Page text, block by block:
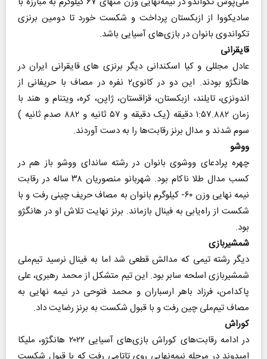
سادیکووا از ازبکستان پرداخت و شکست خورد تا دومین برنزی
تکواندوی بانوان در بازی‌های آسیایی باشد.
قایقرانی
عادل مجللی و کیا اسکندانی دیگر برنزی های قایقرانی ایران در
هانگژو بودند. این دو در کانوی‌۲ نفره در مصاف با حریفانی از
اندونزی، تایلند، ازبکستان، قزاقستان، ژاپن، کره، ویتنام و هند با
زمان ۱:۵۷.۸۸۲ دقیقه (‌یک دقیقه و ۵۷ ثانیه و ۸۸۲ صدم ثانیه )
سوم شدند و مدال برنز رقابت‌ها را به دست آوردند.
ووشو
چهره پرادعای ووشوی بانوان در رشته ساندای ووشو باز هم در
کسب مدال طلا ناکام بود. شهربانو منصوریان ۳۸ ساله در رقابت
نیمه نهایی وزن‌ ۶۰- کیلوگرم بانوان به مصاف حریف چینی رفت و با
شکست از راه‌یابی به فینال بازماند. برنز نهایت تلاش او در هانگژو
بود.
شمشیربازی
دیگر رشته تیمی که مدالش قطعی شد اما به فینال نرسید تیم‌ملی
شمشیربازی اسلحه سابر بود. این تیم متشکل از محمد رهبری، علی
پاکدامن، فرزاد باهر ارسباران و محمد فتوحی در نیمه نهایی به
مصاف تیم‌ملی چین رفت و با قبول شکست به برنز رضایت داد.
کوراش
در ادامه رقابت‌های کوراش بازی‌های آسیایی ۲۰۲۲ هانگژو، ملیکا